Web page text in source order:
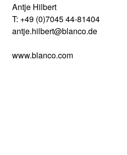
Antje Hilbert
T: +49 (0)7045 44-81404
antje.hilbert@blanco.de
www.blanco.com